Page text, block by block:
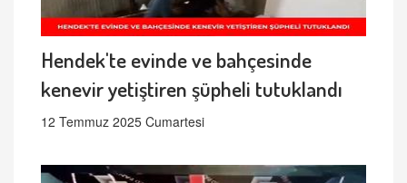
Hendek'te evinde ve bahçesinde
kenevir yetiştiren şüpheli tutuklandı
12 Temmuz 2025 Cumartesi